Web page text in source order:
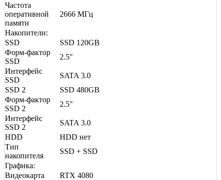
Частота
оперативной
памяти
2666 МГц
Накопители:
SSD
SSD 120GB
Форм-фактор
SSD
2.5"
Интерфейс
SSD
SATA 3.0
SSD 2
SSD 480GB
Форм-фактор
SSD 2
2.5"
Интерфейс
SSD 2
SATA 3.0
HDD
HDD нет
Тип
накопителя
SSD + SSD
Графика:
Видеокарта
RTX 4080